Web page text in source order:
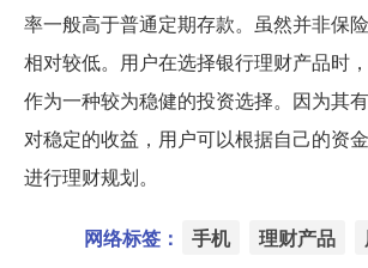
率一般高于普通定期存款。虽然并非保
相对较低。用户在选择银行理财产品时
作为一种较为稳健的投资选择。因为其
对稳定的收益，用户可以根据自己的资
进行理财规划。
网络标签： 手机 理财产品